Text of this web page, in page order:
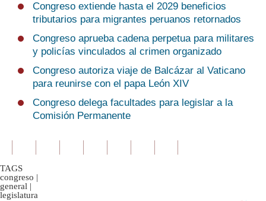
Congreso extiende hasta el 2029 beneficios
tributarios para migrantes peruanos retornados
Congreso aprueba cadena perpetua para militares
y policías vinculados al crimen organizado
Congreso autoriza viaje de Balcázar al Vaticano
para reunirse con el papa León XIV
Congreso delega facultades para legislar a la
Comisión Permanente
TAGS
congreso |
general |
legislatura